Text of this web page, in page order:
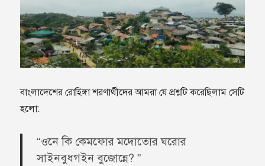
বাংলাদেশের রোহিঙ্গা শরণার্থীদের আমরা যে প্রশ্নটি করেছিলাম সেটি
হলো:
“ওনে কি কেমফোর মদোতোর ঘরোর
সাইনবুধগইন বুজোন্নে? ”